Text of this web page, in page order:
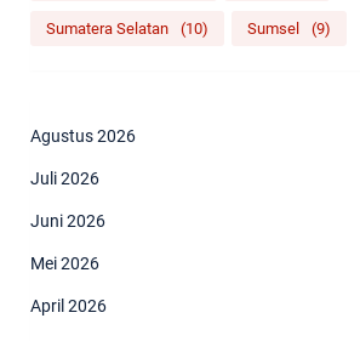
Sumatera Selatan (10) Sumsel (9)
Agustus 2026
Juli 2026
Juni 2026
Mei 2026
April 2026